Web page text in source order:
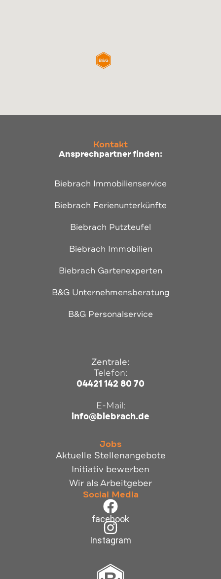
Kontakt
Ansprechpartner finden:
Biebrach Immobilienservice
Biebrach Ferienunterkünfte
Biebrach Putzteufel
Biebrach Immobilien
Biebrach Gartenexperten
B&G Unternehmensberatung
B&G Personalservice
Zentrale:
Telefon:
04421 142 80 70
E-Mail:
info@biebrach.de
Jobs
Aktuelle Stellenangebote
Initiativ bewerben
Wir als Arbeitgeber
Social Media
facebook
Instagram